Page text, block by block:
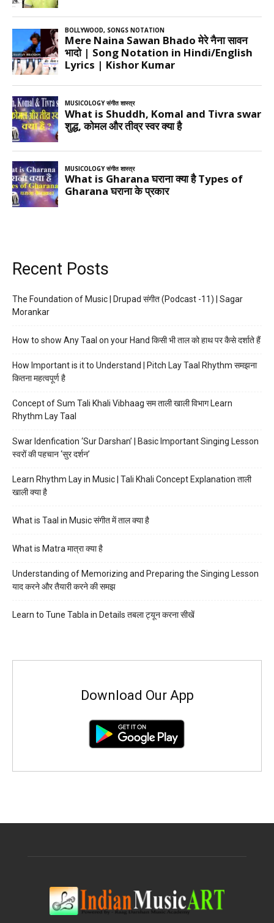
Recent Posts
The Foundation of Music | Drupad संगीत (Podcast -11) | Sagar
Morankar
How to show Any Taal on your Hand किसी भी ताल को हाथ पर कैसे दर्शाते हैं
How Important is it to Understand | Pitch Lay Taal Rhythm समझना
कितना महत्वपूर्ण है
Concept of Sum Tali Khali Vibhaag सम ताली खाली विभाग Learn
Rhythm Lay Taal
Swar Idenfication ‘Sur Darshan’ | Basic Important Singing Lesson
स्वरों की पहचान ‘सुर दर्शन’
Learn Rhythm Lay in Music | Tali Khali Concept Explanation ताली
खाली क्या है
What is Taal in Music संगीत में ताल क्या है
What is Matra मात्रा क्या है
Understanding of Memorizing and Preparing the Singing Lesson
याद करने और तैयारी करने की समझ
Learn to Tune Tabla in Details तबला ट्यून करना सीखें
Download Our App